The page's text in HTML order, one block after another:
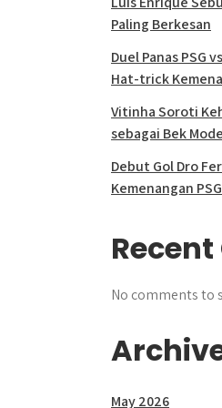
Paling Berkesan
Duel Panas PSG
Hat-trick
Vitinha Soroti
sebagai Bek
Debut Gol Dro
Kemenangan
No comments to
May 2026